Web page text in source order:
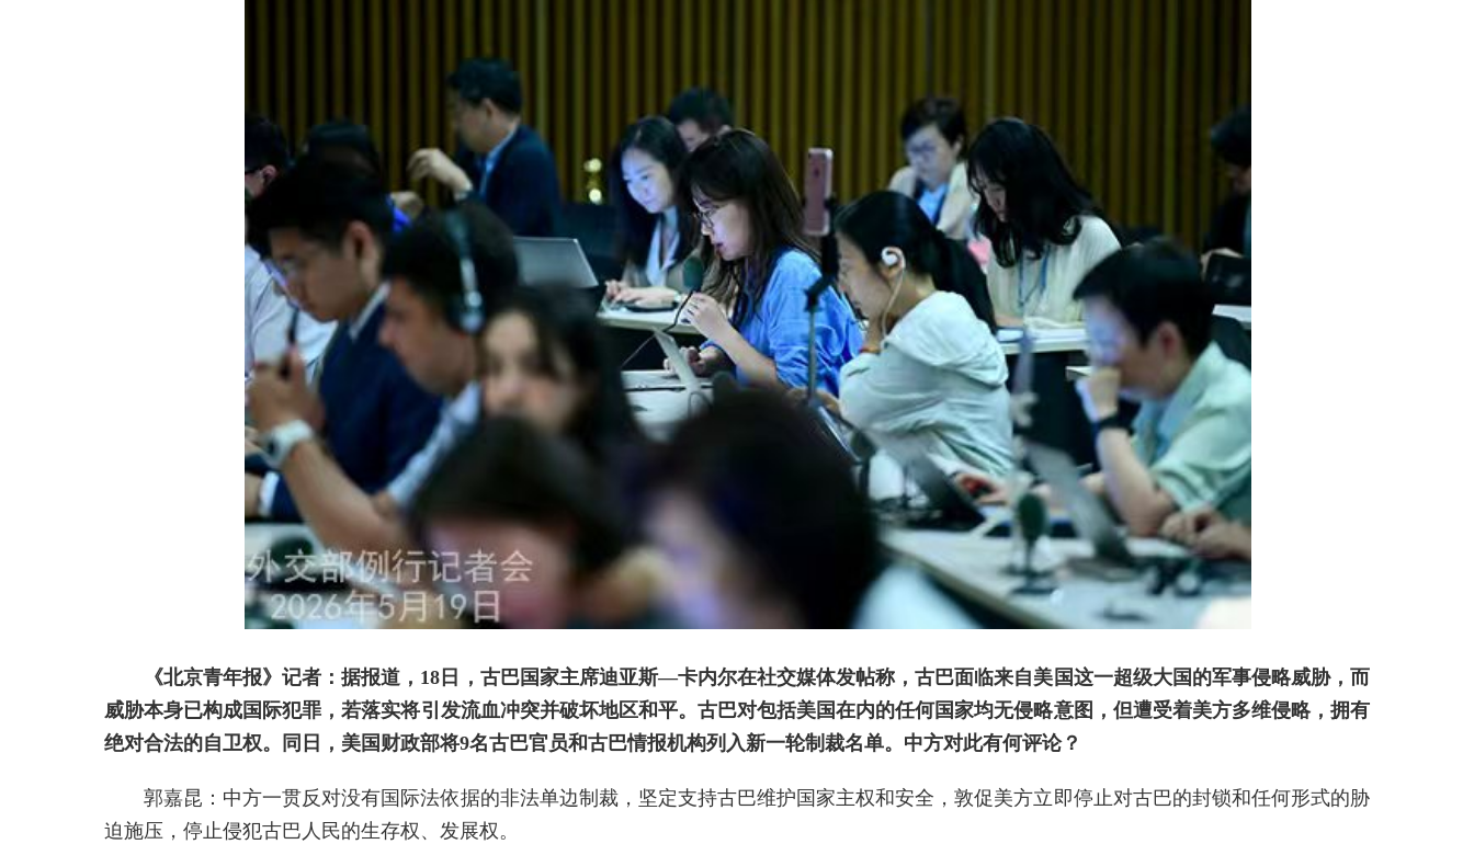
《北京青年报》记者：据报道，18日，古巴国家主席迪亚斯—卡内尔在社交媒体发帖称，古巴面临来自美国这一超级大国的军事侵略威胁，而
威胁本身已构成国际犯罪，若落实将引发流血冲突并破坏地区和平。古巴对包括美国在内的任何国家均无侵略意图，但遭受着美方多维侵略，拥有
绝对合法的自卫权。同日，美国财政部将9名古巴官员和古巴情报机构列入新一轮制裁名单。中方对此有何评论？
郭嘉昆：中方一贯反对没有国际法依据的非法单边制裁，坚定支持古巴维护国家主权和安全，敦促美方立即停止对古巴的封锁和任何形式的胁
迫施压，停止侵犯古巴人民的生存权、发展权。